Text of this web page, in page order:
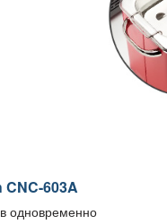
603A
одновременно